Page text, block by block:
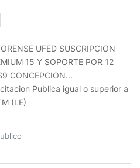
UFED SUSCRIPCION
15 Y SOPORTE POR 12
CONCEPCION...
Publica igual o superior a
(LE)